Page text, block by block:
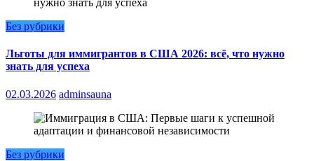
Без рубрики
Льготы для иммигрантов в США 2026: всё, что нужно
знать для успеха
02.03.2026 adminsauna
Без рубрики